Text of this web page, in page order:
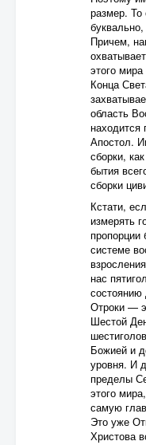
размер. То
Причем,
этого
Конца
область
находится
Апостол.
сборки,
бытия
сборки
Кстати,
измерять
пропорции
системе
нас
Отроки —
Шестой
Божией и
уровня. И
пределы
этого
самую
Это уже
Христова